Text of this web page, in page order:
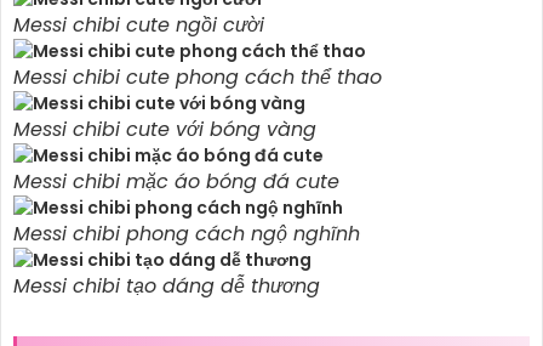
Messi chibi cute ngồi cười
Messi chibi cute phong cách thể thao
Messi chibi cute với bóng vàng
Messi chibi mặc áo bóng đá cute
Messi chibi phong cách ngộ nghĩnh
Messi chibi tạo dáng dễ thương